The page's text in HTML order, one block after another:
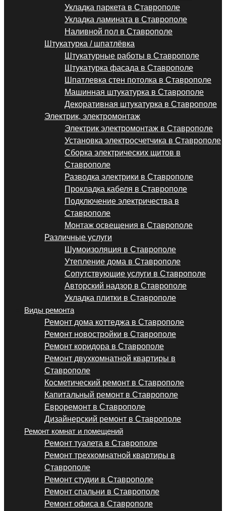
Укладка паркета в Ставрополе
Укладка ламината в Ставрополе
Наливной пол в Ставрополе
Штукатурка / шпатлёвка
Штукатурные работы в Ставрополе
Штукатурка фасада в Ставрополе
Шпатлевка стен потолка в Ставрополе
Машинная штукатурка в Ставрополе
Декоративная штукатурка в Ставрополе
Электрик, электромонтаж
Электрик электромонтаж в Ставрополе
Установка электросчетчика в Ставрополе
Сборка электрических щитов в
Ставрополе
Разводка электрики в Ставрополе
Прокладка кабеля в Ставрополе
Подключение электричества в
Ставрополе
Монтаж освещения в Ставрополе
Различные услуги
Шумоизоляция в Ставрополе
Утепление дома в Ставрополе
Сопутствующие услуги в Ставрополе
Авторский надзор в Ставрополе
Укладка плитки в Ставрополе
Виды ремонта
Ремонт дома коттеджа в Ставрополе
Ремонт новостройки в Ставрополе
Ремонт коридора в Ставрополе
Ремонт двухкомнатной квартиры в
Ставрополе
Косметический ремонт в Ставрополе
Капитальный ремонт в Ставрополе
Евроремонт в Ставрополе
Дизайнерский ремонт в Ставрополе
Ремонт комнат и помещений
Ремонт туалета в Ставрополе
Ремонт трехкомнатной квартиры в
Ставрополе
Ремонт студии в Ставрополе
Ремонт спальни в Ставрополе
Ремонт офиса в Ставрополе